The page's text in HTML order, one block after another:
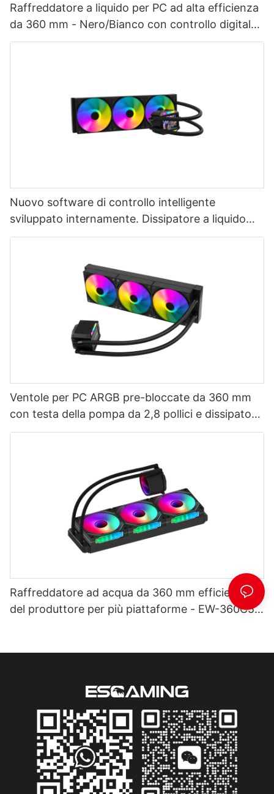
Raffreddatore a liquido per PC ad alta efficienza
da 360 mm - Nero/Bianco con controllo digitale
intelligente della temperatura
Nuovo software di controllo intelligente
sviluppato internamente. Dissipatore a liquido
AIO per CPU da 360 mm con schermo LCD.
Ventole per PC ARGB pre-bloccate da 360 mm
con testa della pompa da 2,8 pollici e dissipatore
a liquido per CPU AURORA
Raffreddatore ad acqua da 360 mm efficiente
del produttore per più piattaforme - EW-360C5